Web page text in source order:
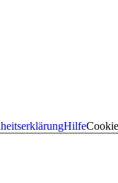
Hilfe